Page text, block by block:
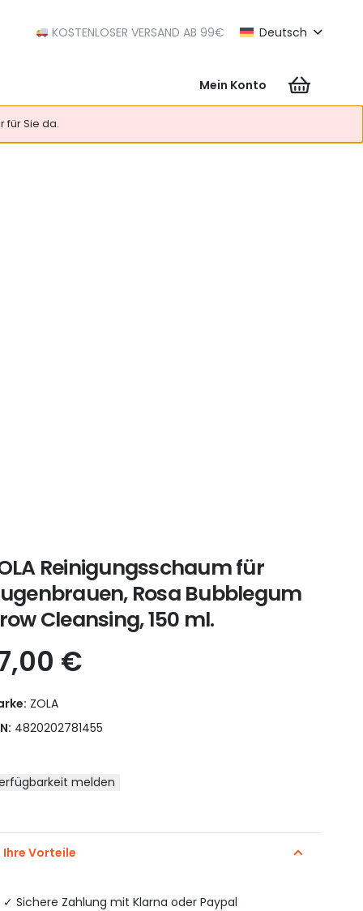
KOSTENLOSER VERSAND AB 99€ Deutsch
Mein Konto
für Sie da.
Reinigungsschaum für
Rosa Bubblegum
Cleansing, 150 ml.
€
ZOLA
4820202781455
melden
Ihre Vorteile
✓ Sichere Zahlung mit Klarna oder Paypal